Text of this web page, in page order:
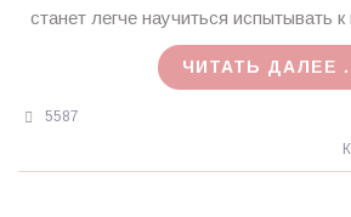
MagicTantra
станет легче научиться испытывать
ЧИТАТЬ ДАЛЕЕ
5587